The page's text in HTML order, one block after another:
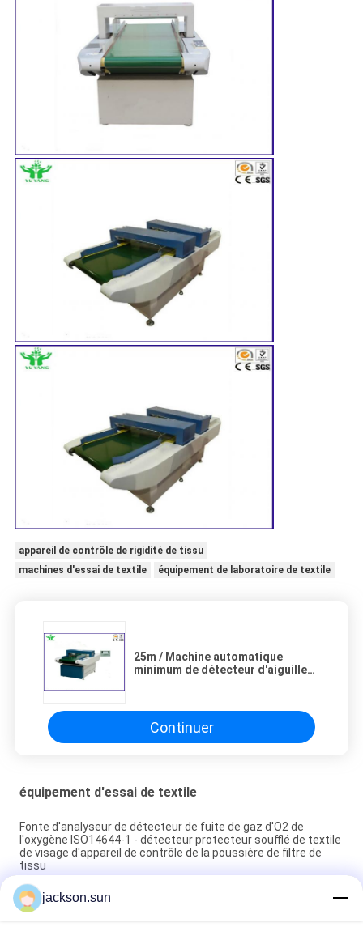
appareil de contrôle de rigidité de tissu
machines d'essai de textile
équipement de laboratoire de textile
25m / Machine automatique
minimum de détecteur d'aiguille
Continuer
équipement d'essai de textile
Fonte d'analyseur de détecteur de fuite de gaz d'O2 de
l'oxygène ISO14644-1 - détecteur protecteur soufflé de textile
de visage d'appareil de contrôle de la poussière de filtre de
tissu
Appareil de contrôle de résistance d'ébarbage d'équipement
d'essai de textile d'ASTM D5362/fauteuil poire de tissu
215mmx115mm
jackson.sun